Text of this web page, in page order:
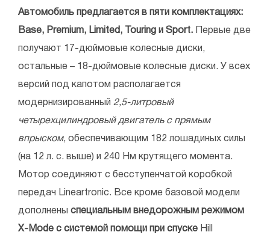
Автомобиль предлагается в пяти комплектациях:
Base, Premium, Limited, Touring и Sport. Первые две
получают 17-дюймовые колесные диски,
остальные – 18-дюймовые колесные диски. У всех
версий под капотом располагается
модернизированный 2,5-литровый
четырехцилиндровый двигатель с прямым
впрыском, обеспечивающим 182 лошадиных силы
(на 12 л. с. выше) и 240 Нм крутящего момента.
Мотор соединяют с бесступенчатой коробкой
передач Lineartronic. Все кроме базовой модели
дополнены специальным внедорожным режимом
X-Mode с системой помощи при спуске Hill